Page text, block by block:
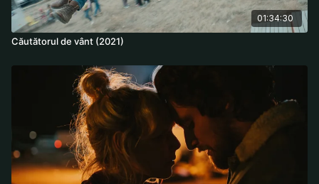
01:34:30
Căutătorul de vânt (2021)